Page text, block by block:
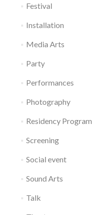
Festival
Installation
Media Arts
Party
Performances
Photography
Residency Program
Screening
Social event
Sound Arts
Talk